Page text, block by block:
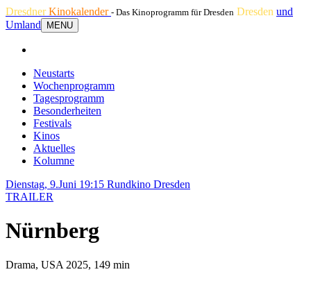
DresdnerKinokalender - Das Kinoprogramm für Dresden Dresden und
Umland
MENU
Neustarts
Wochenprogramm
Tagesprogramm
Besonderheiten
Festivals
Kinos
Aktuelles
Kolumne
Dienstag, 9.Juni 19:15 Rundkino Dresden
TRAILER
Nürnberg
Drama, USA 2025, 149 min